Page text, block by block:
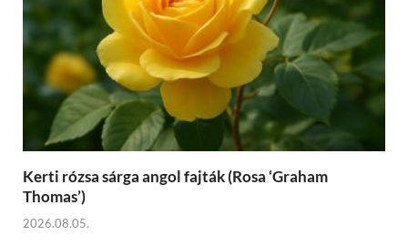
Kerti rózsa sárga angol fajták (Rosa ‘Graham
Thomas’)
2026.08.05.